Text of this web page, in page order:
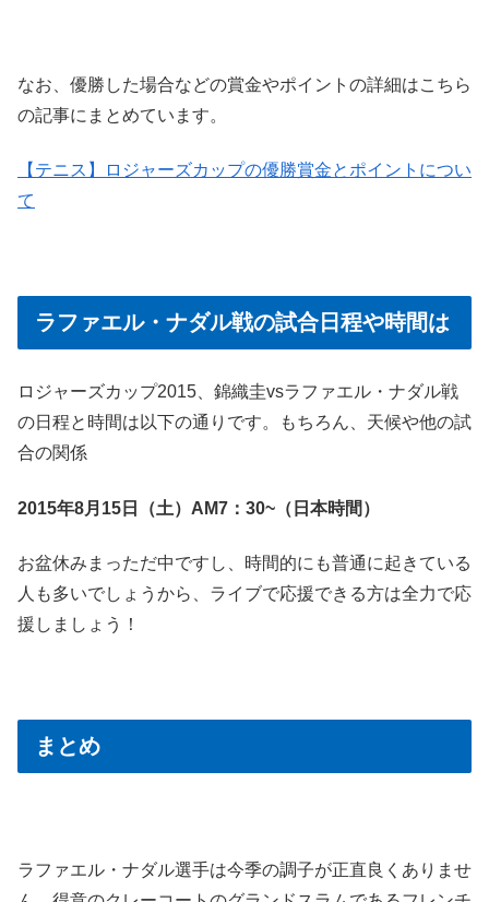
なお、優勝した場合などの賞金やポイントの詳細はこちら
の記事にまとめています。
【テニス】ロジャーズカップの優勝賞金とポイントについ
て
ラファエル・ナダル戦の試合日程や時間は
ロジャーズカップ2015、錦織圭vsラファエル・ナダル戦
の日程と時間は以下の通りです。もちろん、天候や他の試
合の関係
2015年8月15日（土）AM7：30~（日本時間）
お盆休みまっただ中ですし、時間的にも普通に起きている
人も多いでしょうから、ライブで応援できる方は全力で応
援しましょう！
まとめ
ラファエル・ナダル選手は今季の調子が正直良くありませ